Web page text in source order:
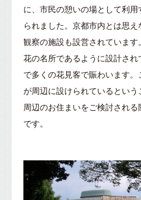
に、市民の憩いの場として利
られました。京都市内とは思
観察の施設も設営されていま
花の名所であるように設計さ
で多くの花見客で賑わいます
が周辺に設けられているとい
周辺のお住まいをご検討され
です。